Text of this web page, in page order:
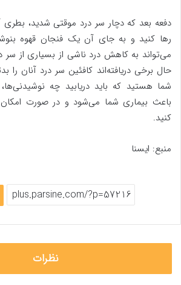
دفعه بعد که دچار سر درد موقتی شدید، بطری
رها کنید و به جای آن یک فنجان قهوه
می‌تواند به کاهش درد ناشی از بسیاری از سر
حال برخی دریافته‌اند کافئین سر درد آنان را
شما هستید که باید دریابید چه
باعث بیماری شما می‌شود و در صورت
کنید.
منبع: ایسنا
نظرات